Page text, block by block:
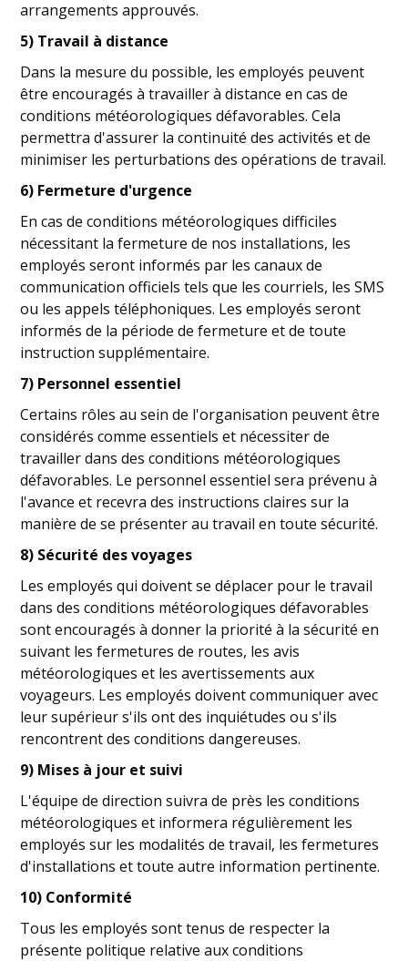
arrangements approuvés.
5) Travail à distance
Dans la mesure du possible, les employés peuvent
être encouragés à travailler à distance en cas de
conditions météorologiques défavorables. Cela
permettra d'assurer la continuité des activités et de
minimiser les perturbations des opérations de travail.
6) Fermeture d'urgence
En cas de conditions météorologiques difficiles
nécessitant la fermeture de nos installations, les
employés seront informés par les canaux de
communication officiels tels que les courriels, les SMS
ou les appels téléphoniques. Les employés seront
informés de la période de fermeture et de toute
instruction supplémentaire.
7) Personnel essentiel
Certains rôles au sein de l'organisation peuvent être
considérés comme essentiels et nécessiter de
travailler dans des conditions météorologiques
défavorables. Le personnel essentiel sera prévenu à
l'avance et recevra des instructions claires sur la
manière de se présenter au travail en toute sécurité.
8) Sécurité des voyages
Les employés qui doivent se déplacer pour le travail
dans des conditions météorologiques défavorables
sont encouragés à donner la priorité à la sécurité en
suivant les fermetures de routes, les avis
météorologiques et les avertissements aux
voyageurs. Les employés doivent communiquer avec
leur supérieur s'ils ont des inquiétudes ou s'ils
rencontrent des conditions dangereuses.
9) Mises à jour et suivi
L'équipe de direction suivra de près les conditions
météorologiques et informera régulièrement les
employés sur les modalités de travail, les fermetures
d'installations et toute autre information pertinente.
10) Conformité
Tous les employés sont tenus de respecter la
présente politique relative aux conditions